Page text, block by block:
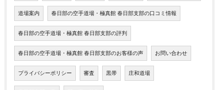
道場案内 春日部の空手道場・極真館 春日部支部の口コミ情報
春日部の空手道場・極真館 春日部支部の評判
春日部の空手道場・極真館 春日部支部のお客様の声 お問い合わせ
プライバシーポリシー 審査 黒帯 庄和道場